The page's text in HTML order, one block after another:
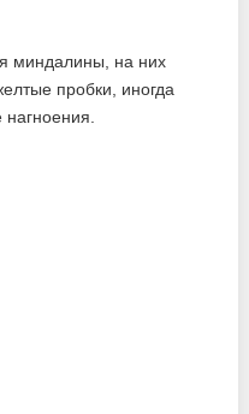
миндалины, на них
пробки, иногда